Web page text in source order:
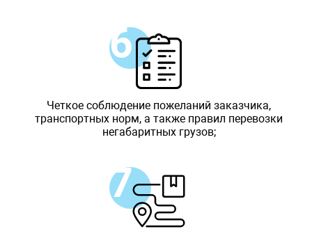
Четкое соблюдение пожеланий заказчика,
транспортных норм, а также правил перевозки
негабаритных грузов;